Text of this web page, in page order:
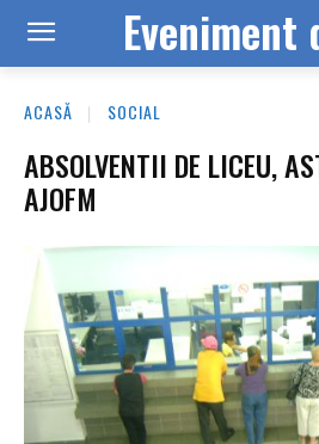
Eveniment
ACASĂ SOCIAL
ABSOLVENTII DE LICEU,
AJOFM